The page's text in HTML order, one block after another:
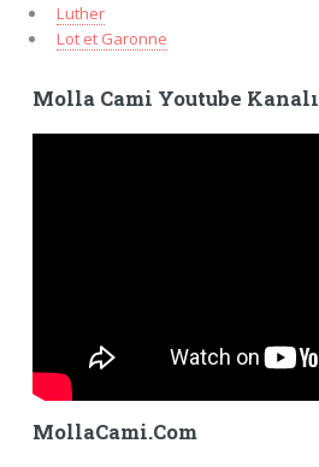
Luther
Lot et Garonne
Molla Cami Youtube Kanalı
MollaCami.Com